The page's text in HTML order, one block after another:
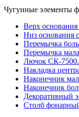
Чугунные элементы
Верх
Низ основания
Перемычка
Перемычка
Лючок СК-
Накладка
Наконечник
Наконечник
Декоративный
Столб